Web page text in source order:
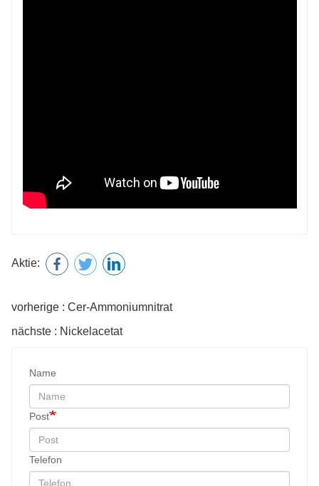
Aktie:
vorherige : Cer-Ammoniumnitrat
nächste : Nickelacetat
Name
Post
Telefon